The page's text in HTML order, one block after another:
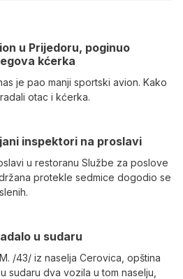
u Prijedoru, poginuo
kćerka
je pao manji sportski avion. Kako
otac i kćerka.
inspektori na proslavi
u restoranu Službe za poslove
protekle sedmice dogodio se
u sudaru
/43/ iz naselja Cerovica, opština
sudaru dva vozila u tom naselju,